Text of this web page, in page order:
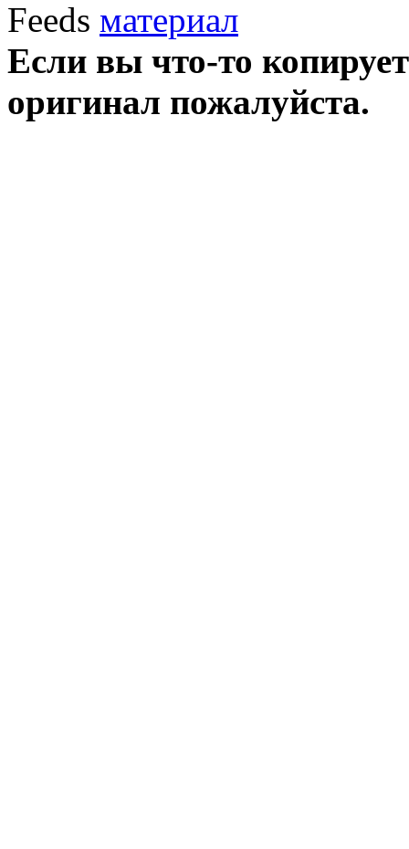
Feeds
Если вы что-то
оригинал пожалуйста.